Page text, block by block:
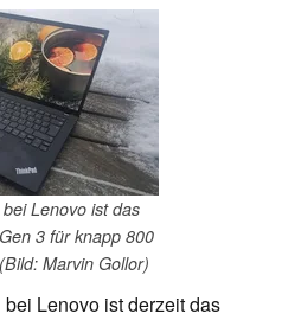
Lenovo ist das
3 für knapp 800
Marvin Gollor)
Lenovo ist derzeit das